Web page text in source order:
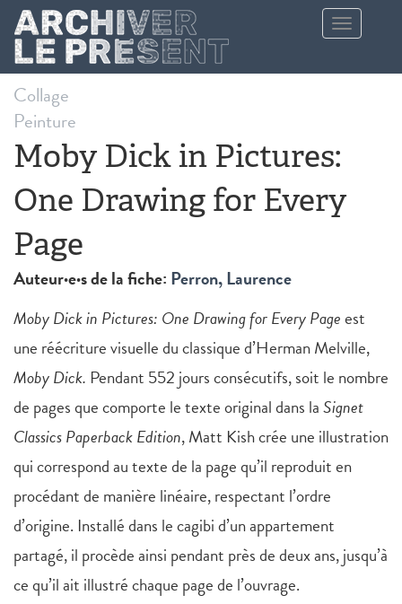
Aller au contenu principal
Toggle
navigation
Collage
Peinture
Moby Dick in Pictures:
One Drawing for Every
Page
Auteur·e·s de la fiche: Perron, Laurence
Moby Dick in Pictures: One Drawing for Every Pageest
une réécriture visuelle du classique d’Herman Melville,
Moby Dick. Pendant 552 jours consécutifs, soit le nombre
de pages que comporte le texte original dans laSignet
Classics Paperback Edition, Matt Kish crée une illustration
qui correspond au texte de la page qu’il reproduit en
procédant de manière linéaire, respectant l’ordre
d’origine. Installé dans le cagibi d’un appartement
partagé, il procède ainsi pendant près de deux ans, jusqu’à
ce qu’il ait illustré chaque page de l’ouvrage.